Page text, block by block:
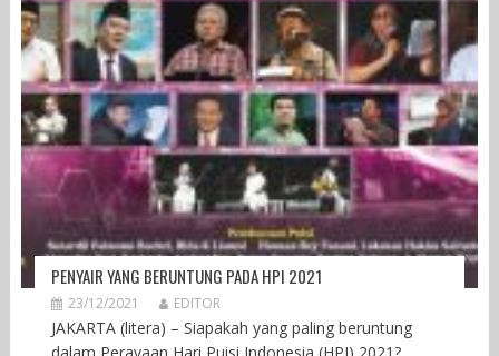
PENYAIR YANG BERUNTUNG PADA HPI 2021
23/12/2021 EDITOR
JAKARTA (litera) – Siapakah yang paling beruntung